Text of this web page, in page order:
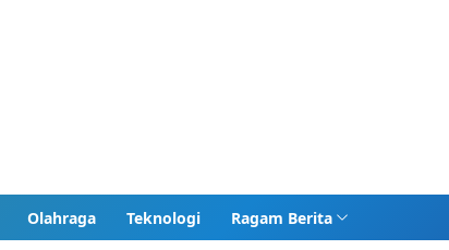
Olahraga Teknologi Ragam Berita